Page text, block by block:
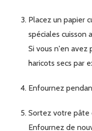
Placez un papier cuisson et des billes en céramiques
spéciales cuisson
Si vous n'en avez
haricots secs par
Enfournez
Sortez votre pâte du four et retirez le papier cuisson.
Enfournez de